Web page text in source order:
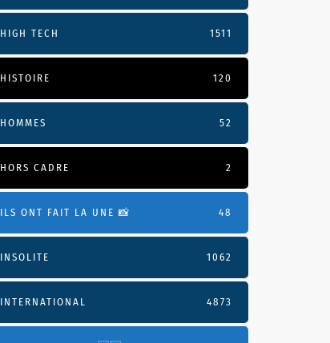
HIGH TECH 1511
HISTOIRE 120
HOMMES 52
HORS CADRE 2
ILS ONT FAIT LA UNE 📸 48
INSOLITE 1062
INTERNATIONAL 4873